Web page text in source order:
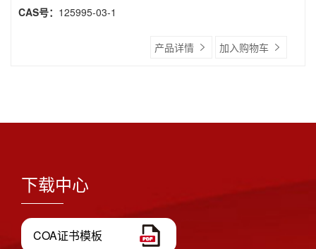
CAS号： 125995-03-1
产品详情 加入购物车
下载中心
COA证书模板